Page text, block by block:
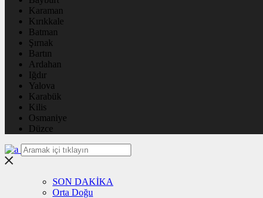
Karaman
Kırıkkale
Batman
Şırnak
Bartın
Ardahan
Iğdır
Yalova
Karabük
Kilis
Osmaniye
Düzce
SON DAKİKA
Orta Doğu